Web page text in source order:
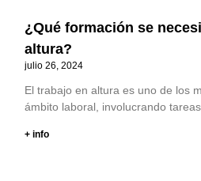
¿Qué formación se
altura?
julio 26, 2024
El trabajo en altura es uno de los
ámbito laboral, involucrando
+ info